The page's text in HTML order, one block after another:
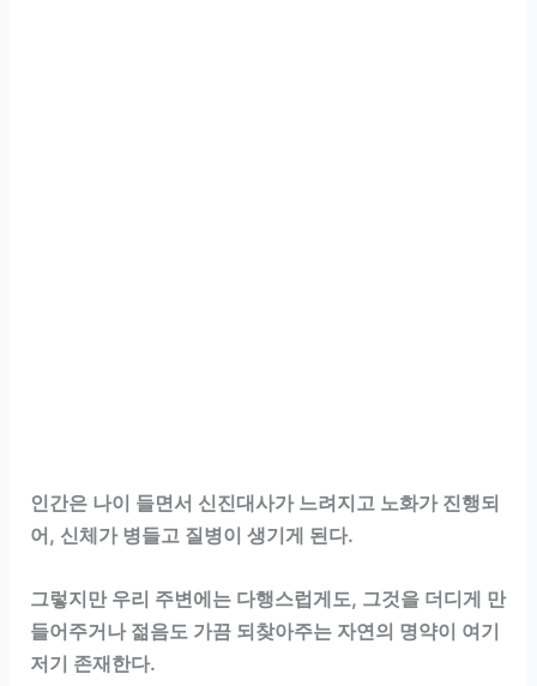
인간은 나이 들면서 신진대사가 느려지고 노화가 진행되
어, 신체가 병들고 질병이 생기게 된다.
그렇지만 우리 주변에는 다행스럽게도, 그것을 더디게 만
들어주거나 젊음도 가끔 되찾아주는 자연의 명약이 여기
저기 존재한다.